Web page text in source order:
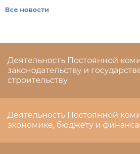
Все новости
Деятельность Постоянной
законодательству и
строительству
Деятельность Постоянной
экономике, бюджету и